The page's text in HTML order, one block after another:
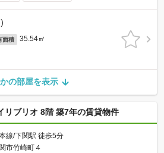
面積 35.54㎡
の部屋を表示
リブリオ 8階 築7年の賃貸物件
線/下関駅 徒歩5分
市竹崎町４